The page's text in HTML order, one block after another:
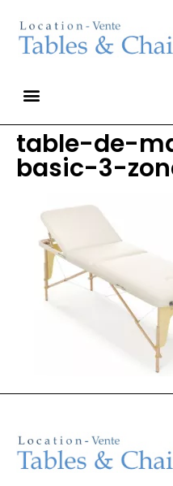
table-de-
basic-3-